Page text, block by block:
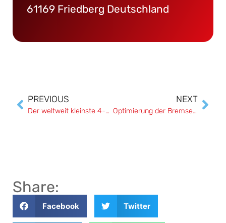
61169 Friedberg Deutschland
PREVIOUS
Der weltweit kleinste 4-Kanal-Druckscanner für die aerodynamische Validierung an Fahrzeugen
NEXT
Optimierung der Bremsenkühlleistung durch integrierte Druckmessung
Share:
Facebook Twitter